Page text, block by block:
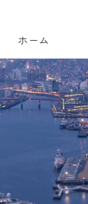
ホーム